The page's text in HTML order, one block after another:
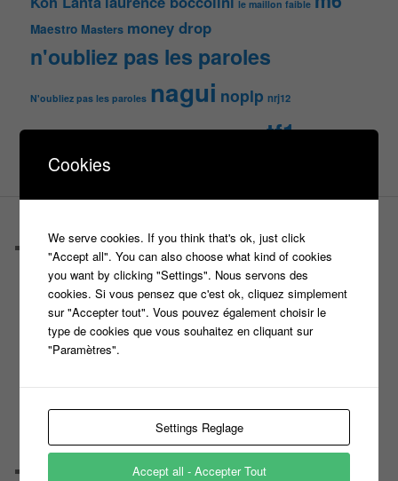
le maillon faible
Maestro Masters money drop
n'oubliez pas les paroles
N'oubliez pas les paroles nagui noplp nrj12
Olivier Minne pékin express tf1
tournagetv
Castings
C’est quoi un casteur ?
C’est quoi un directeur de casting ?
Harry
Motus
Slam
Les Z’Amours
N’oubliez Pas Les Paroles
Tout le monde veut prendre sa place
Cookies
We serve cookies. If you think that's ok, just click
"Accept all". You can also choose what kind of cookies
you want by clicking "Settings". Nous servons des
cookies. Si vous pensez que c'est ok, cliquez simplement
sur "Accepter tout". Vous pouvez également choisir le
type de cookies que vous souhaitez en cliquant sur
"Paramètres".
Settings Reglage
Accept all - Accepter Tout